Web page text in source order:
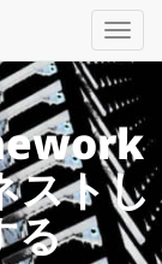
ストし
る